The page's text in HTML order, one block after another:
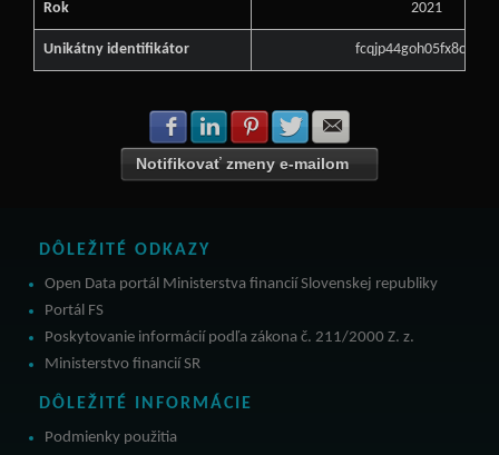
Rok 2021
Unikátny identifikátor fcqjp44goh05fx8c32g3
Zdielať na Facebook
Zdielať na LinkedIn
Zdielať na Pinterest
Zdielať na Twitter
Notifikovať zmeny e-mailom
DÔLEŽITÉ ODKAZY
Open Data portál Ministerstva financií Slovenskej republiky
Portál FS
Poskytovanie informácií podľa zákona č. 211/2000 Z. z.
Ministerstvo financií SR
DÔLEŽITÉ INFORMÁCIE
Podmienky použitia